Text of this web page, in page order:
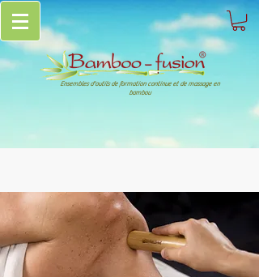
Ensembles d'outils de formation continue et de massage en
bambou